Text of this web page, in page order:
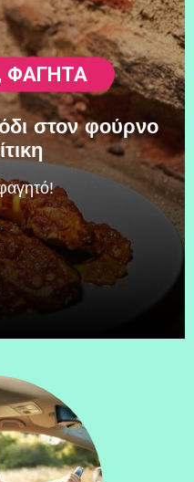
ΦΑΓΗΤΆ
στον φούρνο